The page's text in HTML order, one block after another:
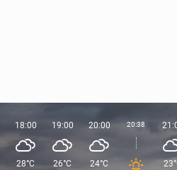
18:00
28°C
19:00
26°C
20:00
24°C
20:38